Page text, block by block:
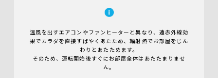
温風を出すエアコンやファンヒーターと異なり、遠赤外線効
果でカラダを直接すばやくあたため、輻射熱でお部屋をじん
わりとあたためます。
そのため、運転開始後すぐにお部屋全体はあたたまりませ
ん。